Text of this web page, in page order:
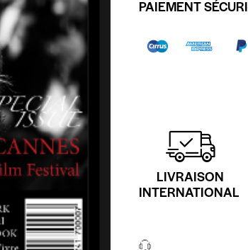
PAIEMENT
LIVRAISON
INTERNATIONAL